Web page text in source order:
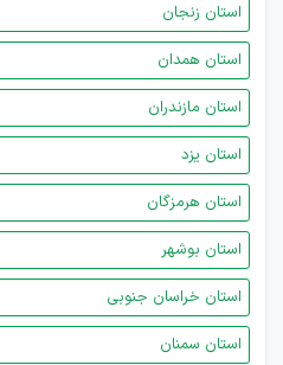
استان زنجان
استان همدان
استان مازندران
استان یزد
استان هرمزگان
استان بوشهر
استان خراسان جنوبی
استان سمنان